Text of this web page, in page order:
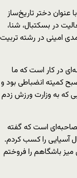
عنوان دختر تاریخ‌ساز
در بسکتبال، شنا،
امینی در رشته تربیت
در کار است که ما
كميته انضباطی بود و
به وزارت ورزش زدم
است که گفته
آسیایی را کسب کردم.
باشگاهم را فروختم